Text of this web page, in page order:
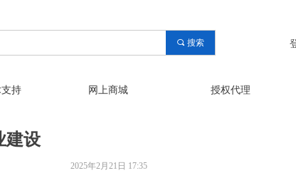
끠 搜索
持 网上商城 授权代理
建设
2025年2月21日 17:35